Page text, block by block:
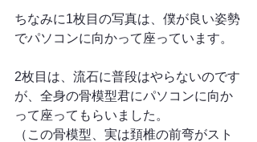
ちなみに1枚目の写真は、僕が良い姿勢
でパソコンに向かって座っています。
2枚目は、流石に普段はやらないのです
が、全身の骨模型君にパソコンに向か
って座ってもらいました。
（この骨模型、実は頚椎の前弯がスト